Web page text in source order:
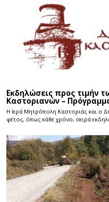
Εκδηλώσεις προς τιμήν
Καστοριανών –
Η Ιερά Μητρόπολη Καστοριάς και ο
φέτος, όπως κάθε χρόνο, σειρά